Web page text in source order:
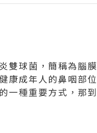
雙球菌，簡稱為腦
康成年人的鼻咽部
一種重要方式，那